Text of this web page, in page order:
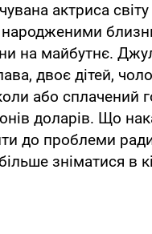
актриса
народженими
на майбутнє.
двоє дітей,
або сплачений
доларів. Що
до проблеми
зніматися в